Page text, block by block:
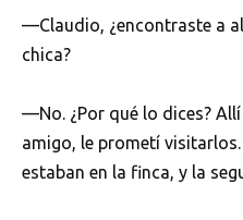
—Claudio, ¿encontraste a
chica?
—No. ¿Por qué lo dices?
amigo, le prometí
estaban en la finca, y la